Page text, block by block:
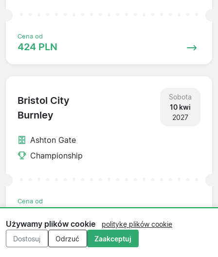
Cena od
424 PLN
Bristol City
Burnley
Sobota
10 kwi
2027
Ashton Gate
Championship
Cena od
669 PLN
Używamy plików cookie
politykę plików cookie
Dostosuj
Odrzuć Zaakceptuj